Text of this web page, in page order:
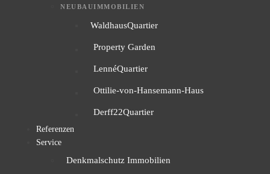
NEUBAUIMMOBILIEN
WaldhausQuartier
Property Garden
LennéQuartier
Ottilie-von-Hansemann-Haus
Derff22Quartier
Referenzen
Service
Denkmalschutz Immobilien